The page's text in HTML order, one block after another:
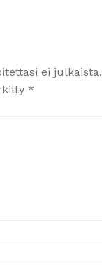
ei julkaista.
*